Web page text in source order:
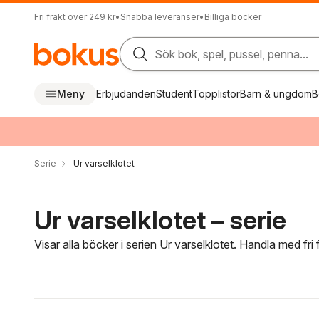
Fri frakt över 249 kr• Snabba leveranser• Billiga böcker
Sök bok, spel, pussel, penna...
Meny ErbjudandenStudentTopplistorBarn & ungdom
Serie Ur varselklotet
Ur varselklotet – serie
Visar alla böcker i serien Ur varselklotet. Handla med